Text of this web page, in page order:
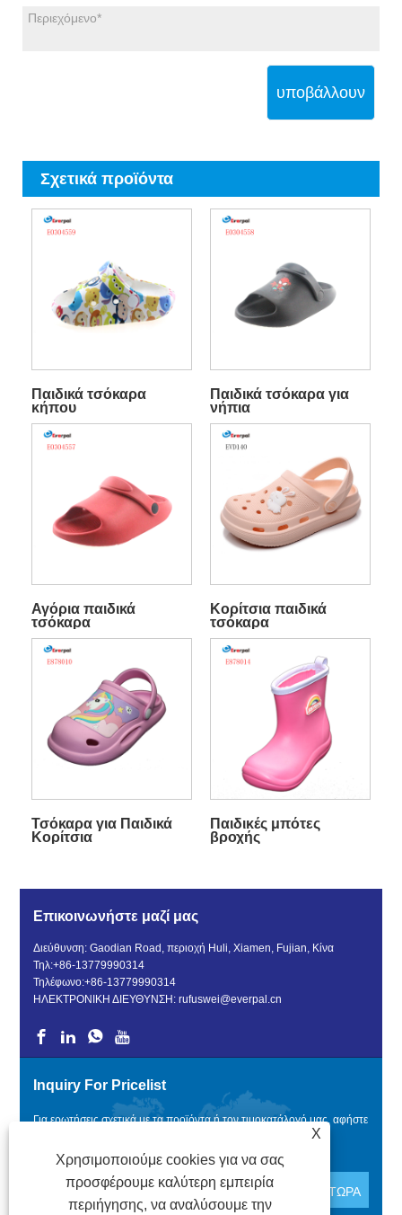
υποβάλλουν
Σχετικά προϊόντα
Παιδικά τσόκαρα
κήπου
Παιδικά τσόκαρα για
νήπια
Αγόρια παιδικά
τσόκαρα
Κορίτσια παιδικά
τσόκαρα
Τσόκαρα για Παιδικά
Κορίτσια
Παιδικές μπότες
βροχής
Επικοινωνήστε μαζί μας
Διεύθυνση: Gaodian Road, περιοχή Huli, Xiamen, Fujian, Κίνα
Τηλ:+86-13779990314
Τηλέφωνο:+86-13779990314
ΗΛΕΚΤΡΟΝΙΚΗ ΔΙΕΥΘΥΝΣΗ:rufuswei@everpal.cn
Inquiry For Pricelist
Για ερωτήσεις σχετικά με τα προϊόντα ή τον τιμοκατάλογό μας, αφήστε
X
Χρησιμοποιούμε cookies για να σας
προσφέρουμε καλύτερη εμπειρία
περιήγησης, να αναλύσουμε την